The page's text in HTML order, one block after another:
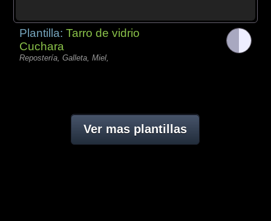
Plantilla:Tarro de vidrio
Cuchara
Repostería, Galleta, Miel,
Ver mas plantillas